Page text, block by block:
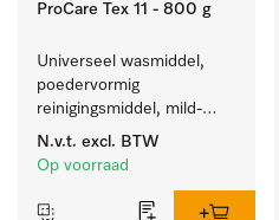
ProCare Tex 11 - 800 g
Universeel wasmiddel,
poedervormig
reinigingsmiddel, mild-
alkalisch, 800 kg voor het
reinigen van wit wasgoed
N.v.t. excl. BTW
Op voorraad